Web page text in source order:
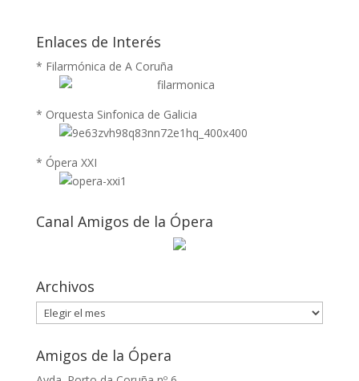
Enlaces de Interés
* Filarmónica de A Coruña
* Orquesta Sinfonica de Galicia
* Ópera XXI
Canal Amigos de la Ópera
Archivos
Archivos
Amigos de la Ópera